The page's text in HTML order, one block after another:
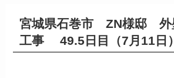
宮城県石巻市 ZN様邸 外
工事 49.5日目（7月11日）